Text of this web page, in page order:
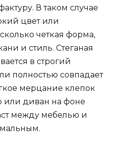
В таком случае
цвет или
четкая форма,
и стиль. Стеганая
в строгий
полностью совпадает
мерцание клепок
или диван на фоне
между мебелью и